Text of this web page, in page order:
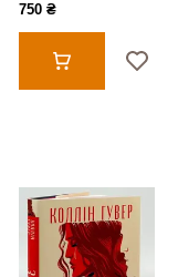
750 ₴